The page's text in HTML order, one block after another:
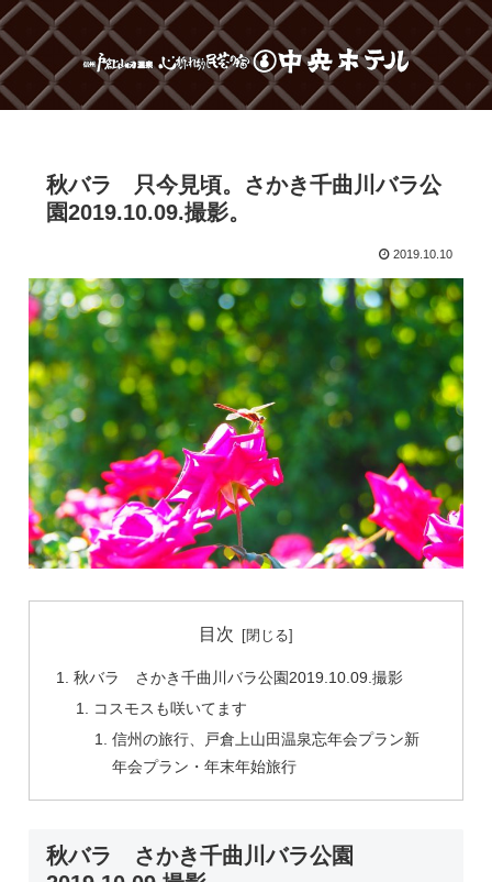
秋バラ 只今見頃。さかき千曲川バラ公
園2019.10.09.撮影。
2019.10.10
目次
秋バラ さかき千曲川バラ公園2019.10.09.撮影
コスモスも咲いてます
信州の旅行、戸倉上山田温泉忘年会プラン新
年会プラン・年末年始旅行
秋バラ さかき千曲川バラ公園